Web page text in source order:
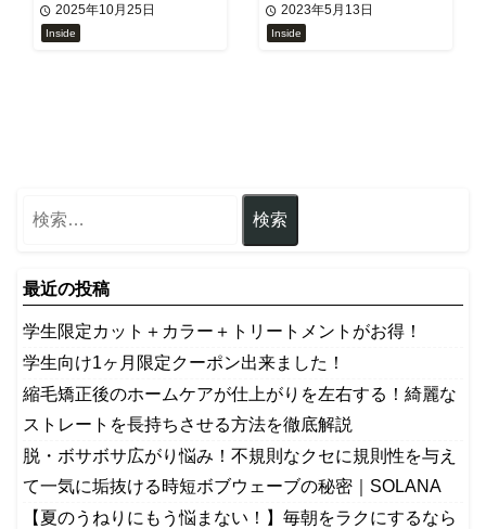
2025年10月25日
Inside
2023年5月13日
Inside
最近の投稿
学生限定カット＋カラー＋トリートメントがお得！
学生向け1ヶ月限定クーポン出来ました！
縮毛矯正後のホームケアが仕上がりを左右する！綺麗な
ストレートを長持ちさせる方法を徹底解説
​脱・ボサボサ広がり悩み！不規則なクセに規則性を与え
て一気に垢抜ける時短ボブウェーブの秘密｜SOLANA
【夏のうねりにもう悩まない！】毎朝をラクにするなら